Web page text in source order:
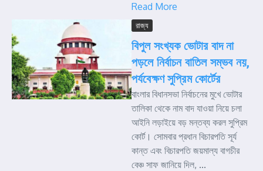
Read More
রাজ্য
বিপুল সংখ্যক ভোটার বাদ না
পড়লে নির্বাচন বাতিল সম্ভব নয়,
পর্যবেক্ষণ সুপ্রিম কোর্টের
বাংলার বিধানসভা নির্বাচনের মুখে ভোটার
তালিকা থেকে নাম বাদ যাওয়া নিয়ে চলা
আইনি লড়াইয়ে বড় মন্তব্য করল সুপ্রিম
কোর্ট। সোমবার প্রধান বিচারপতি সূর্য
কান্ত এবং বিচারপতি জয়মাল্য বাগচীর
বেঞ্চ সাফ জানিয়ে দিল, ...